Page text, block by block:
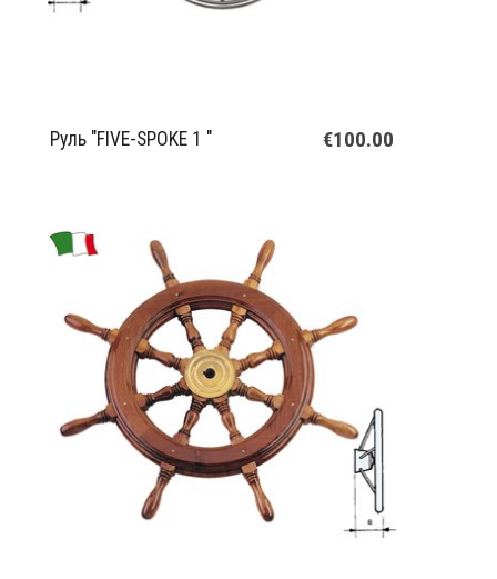
Руль "FIVE-SPOKE 1 " €100.00